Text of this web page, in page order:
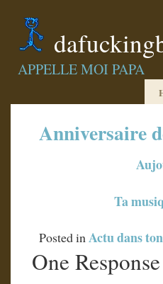
APPELLE MOI PAPA
Anniversaire
Ta
Posted in Actu dans
One Response